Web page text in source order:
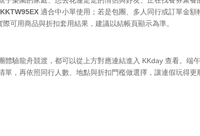
KKTW95EX 適合中小單使用；若是包團、多人同行或訂單金額
際可用商品與折扣套用結果，建議以結帳頁顯示為準。
驗龍舟競渡，都可以從上方對應連結進入 KKday 查看。端
，再依照同行人數、地點與折扣門檻做選擇，讓連假玩得更